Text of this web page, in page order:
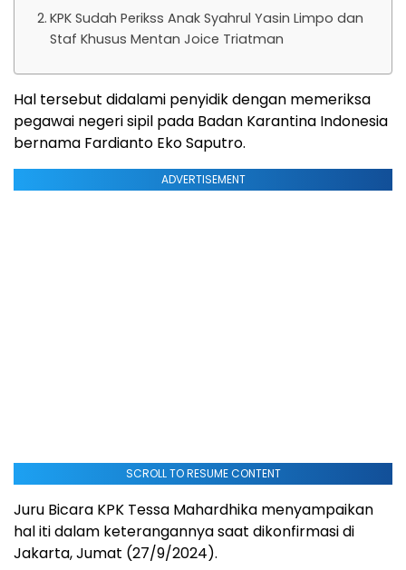
KPK Sudah Perikss Anak Syahrul Yasin Limpo dan
Staf Khusus Mentan Joice Triatman
Hal tersebut didalami penyidik dengan memeriksa
pegawai negeri sipil pada Badan Karantina Indonesia
bernama Fardianto Eko Saputro.
ADVERTISEMENT
SCROLL TO RESUME CONTENT
Juru Bicara KPK Tessa Mahardhika menyampaikan
hal iti dalam keterangannya saat dikonfirmasi di
Jakarta, Jumat (27/9/2024).